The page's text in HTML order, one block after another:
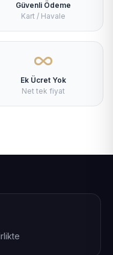
Güvenli Ödeme
Kart / Havale
Ek Ücret Yok
Net tek fiyat